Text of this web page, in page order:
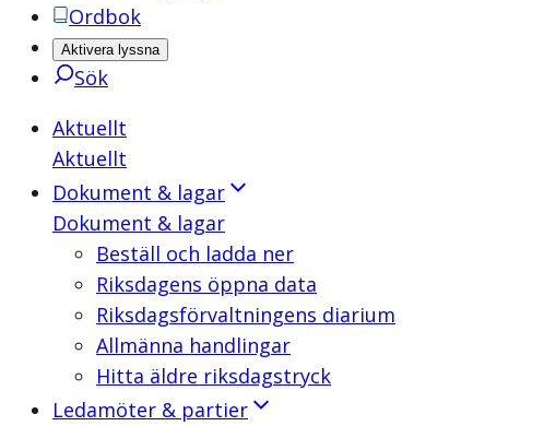
Ordbok
Aktivera lyssna
Sök
Aktuellt
Aktuellt
Dokument & lagar
Dokument & lagar
Beställ och ladda ner
Riksdagens öppna data
Riksdagsförvaltningens diarium
Allmänna handlingar
Hitta äldre riksdagstryck
Ledamöter & partier